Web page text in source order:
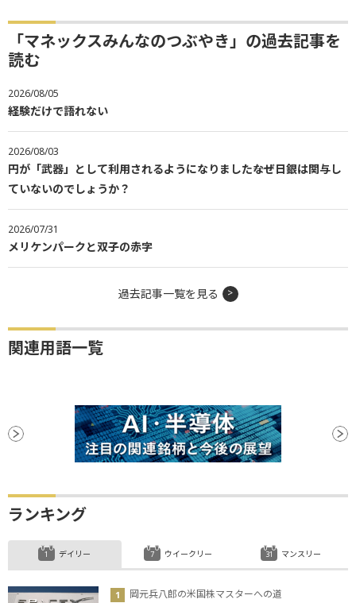
「マネックスみんなのつぶやき」の過去記事を
読む
2026/08/05
経験だけで語れない
2026/08/03
円が「武器」として利用されるようになりました――なぜ日銀は関与し
ていないのでしょうか？
2026/07/31
メリケンパークと双子の赤字
過去記事一覧を見る
関連用語一覧
ランキング
デイリー
岡元兵八郎の米国株マスターへの道
ウイークリー マンスリー